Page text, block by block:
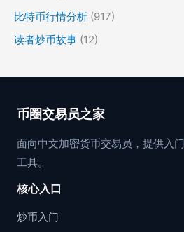
比特币行情分析 (917)
读者炒币故事 (12)
币圈交易员之家
面向中文加密货币交易员，提供入
工具。
核心入口
炒币入门